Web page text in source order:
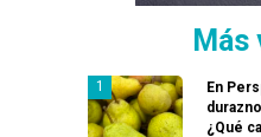
En
¿Qué